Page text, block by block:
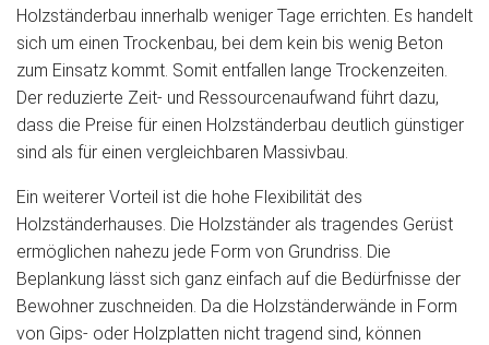
Holzständerbau innerhalb weniger Tage errichten. Es handelt
sich um einen Trockenbau, bei dem kein bis wenig Beton
zum Einsatz kommt. Somit entfallen lange Trockenzeiten.
Der reduzierte Zeit- und Ressourcenaufwand führt dazu,
dass die Preise für einen Holzständerbau deutlich günstiger
sind als für einen vergleichbaren Massivbau.
Ein weiterer Vorteil ist die hohe Flexibilität des
Holzständerhauses. Die Holzständer als tragendes Gerüst
ermöglichen nahezu jede Form von Grundriss. Die
Beplankung lässt sich ganz einfach auf die Bedürfnisse der
Bewohner zuschneiden. Da die Holzständerwände in Form
von Gips- oder Holzplatten nicht tragend sind, können